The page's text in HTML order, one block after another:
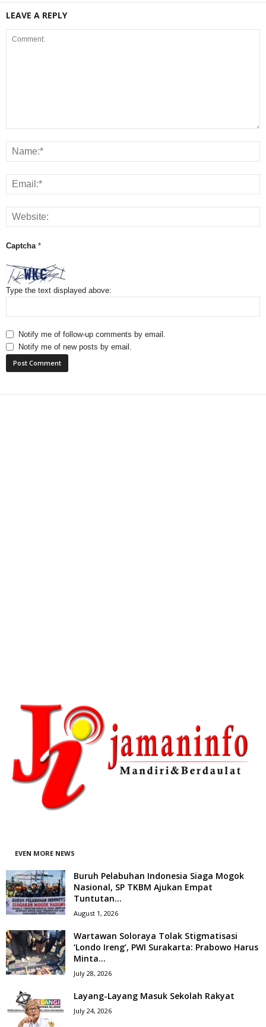
LEAVE A REPLY
Captcha *
Type the text displayed above:
Notify me of follow-up comments by email.
Notify me of new posts by email.
EVEN MORE NEWS
Buruh Pelabuhan Indonesia Siaga Mogok
Nasional, SP TKBM Ajukan Empat
Tuntutan...
August 1, 2026
Wartawan Soloraya Tolak Stigmatisasi
‘Londo Ireng’, PWI Surakarta: Prabowo Harus
Minta...
July 28, 2026
Layang-Layang Masuk Sekolah Rakyat
July 24, 2026